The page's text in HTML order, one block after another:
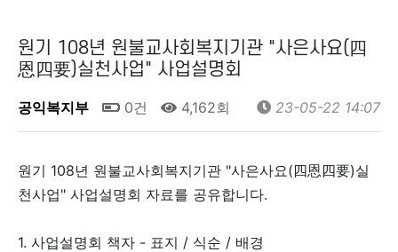
원기 108년 원불교사회복지기관 "사은사요(四
恩四要)실천사업" 사업설명회
공익복지부 0건 4,162회 23-05-22 14:07
원기 108년 원불교사회복지기관 "사은사요(四恩四要)실
천사업" 사업설명회 자료를 공유합니다.
1. 사업설명회 책자 - 표지 / 식순 / 배경